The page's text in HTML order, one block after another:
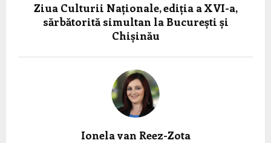
Ziua Culturii Naționale, ediția a XVI-a,
sărbătorită simultan la București și
Chișinău
Ionela van Reez-Zota